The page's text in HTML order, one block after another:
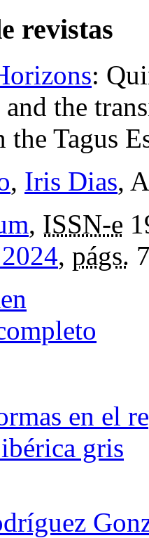
revistas
:
the
the Tagus
, Iris Dias,
, ISSN-e
, págs.
en el
gris